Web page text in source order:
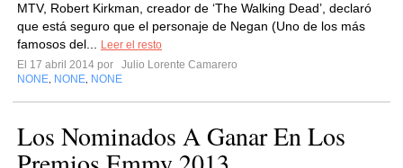
MTV, Robert Kirkman, creador de ‘The Walking Dead’, declaró
que está seguro que el personaje de Negan (Uno de los más
famosos del...
Leer el resto
El 17 abril 2014 por
Julio Lorente Camarero
NONE NONE NONE
Los Nominados A Ganar En Los